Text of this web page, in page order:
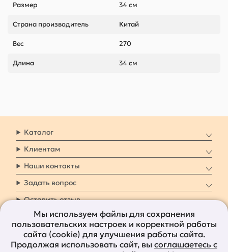
Размер 34 см
Страна производитель Китай
Вес 270
Длина 34 см
Каталог
Клиентам
Наши контакты
Задать вопрос
Оставить отзыв
8 800 7009 161 Заказать звонок
Наши социальные
Мы используем файлы для сохранения
пользовательских настроек и корректной работы
сайта (cookie) для улучшения работы сайта.
Продолжая использовать сайт, вы соглашаетесь с